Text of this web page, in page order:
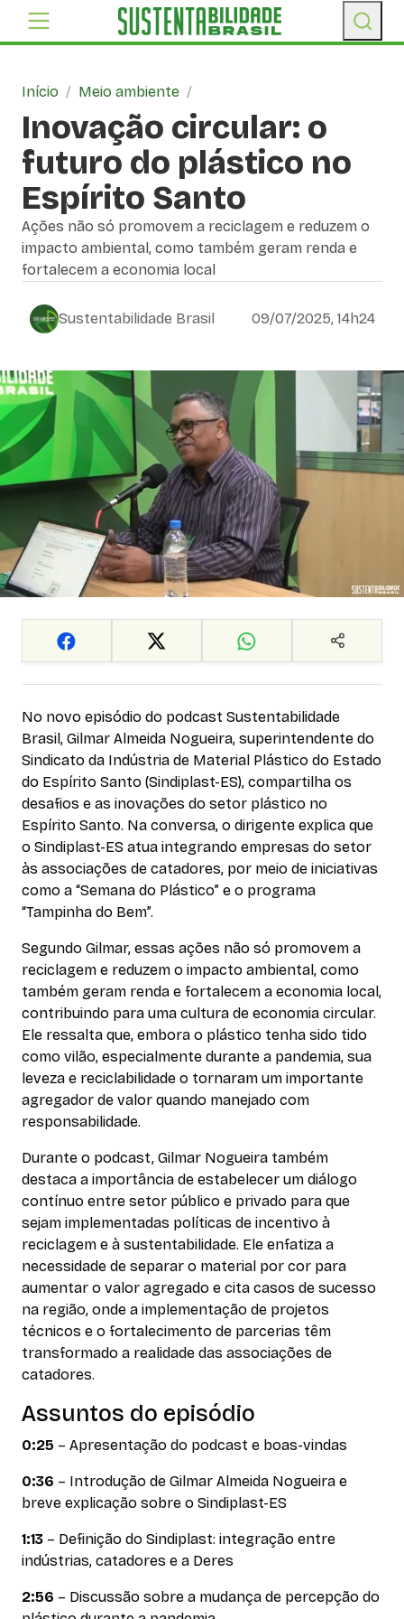
Início / Meio ambiente /
Inovação circular: o
futuro do plástico no
Espírito Santo
Ações não só promovem a reciclagem e reduzem o
impacto ambiental, como também geram renda e
fortalecem a economia local
Sustentabilidade Brasil 09/07/2025, 14h24
No novo episódio do podcast Sustentabilidade
Brasil, Gilmar Almeida Nogueira, superintendente do
Sindicato da Indústria de Material Plástico do Estado
do Espírito Santo (Sindiplast-ES), compartilha os
desafios e as inovações do setor plástico no
Espírito Santo. Na conversa, o dirigente explica que
o Sindiplast-ES atua integrando empresas do setor
às associações de catadores, por meio de iniciativas
como a “Semana do Plástico” e o programa
“Tampinha do Bem”.
Segundo Gilmar, essas ações não só promovem a
reciclagem e reduzem o impacto ambiental, como
também geram renda e fortalecem a economia local,
contribuindo para uma cultura de economia circular.
Ele ressalta que, embora o plástico tenha sido tido
como vilão, especialmente durante a pandemia, sua
leveza e reciclabilidade o tornaram um importante
agregador de valor quando manejado com
responsabilidade.
Durante o podcast, Gilmar Nogueira também
destaca a importância de estabelecer um diálogo
contínuo entre setor público e privado para que
sejam implementadas políticas de incentivo à
reciclagem e à sustentabilidade. Ele enfatiza a
necessidade de separar o material por cor para
aumentar o valor agregado e cita casos de sucesso
na região, onde a implementação de projetos
técnicos e o fortalecimento de parcerias têm
transformado a realidade das associações de
catadores.
Assuntos do episódio
0:25 – Apresentação do podcast e boas-vindas
0:36 – Introdução de Gilmar Almeida Nogueira e
breve explicação sobre o Sindiplast-ES
1:13 – Definição do Sindiplast: integração entre
indústrias, catadores e a Deres
2:56 – Discussão sobre a mudança de percepção do